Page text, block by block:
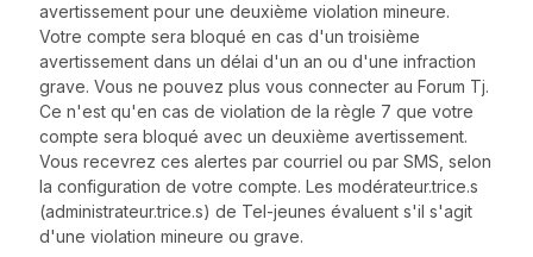
avertissement pour une deuxième violation mineure.
Votre compte sera bloqué en cas d'un troisième
avertissement dans un délai d'un an ou d'une infraction
grave. Vous ne pouvez plus vous connecter au Forum Tj.
Ce n'est qu'en cas de violation de la règle 7 que votre
compte sera bloqué avec un deuxième avertissement.
Vous recevrez ces alertes par courriel ou par SMS, selon
la configuration de votre compte. Les modérateur.trice.s
(administrateur.trice.s) de Tel-jeunes évaluent s'il s'agit
d'une violation mineure ou grave.